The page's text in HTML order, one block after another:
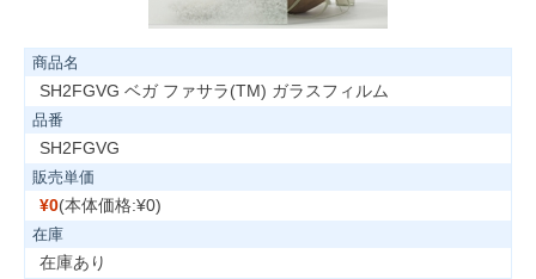
商品名
SH2FGVG ベガ ファサラ(TM) ガラスフィルム
品番
SH2FGVG
販売単価
¥0(本体価格:¥0)
在庫
在庫あり